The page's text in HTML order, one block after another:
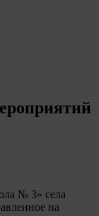
№ 3» села
на